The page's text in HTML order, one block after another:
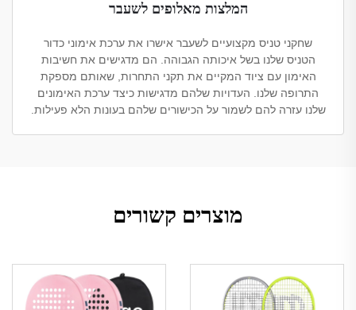
המלצות מאלופים לשעבר
שחקני טניס מקצועיים לשעבר אישרו את ערכת אימוני כדור
הטניס שלנו בשל איכותה הגבוהה. הם מדגישים את חשיבות
האימון עם ציוד המקיים את תקני התחרות, שאותם מספקת
התרופה שלנו. העדויות שלהם מדגישות כיצד ערכת האימונים
שלנו עזרה להם לשמור על הכישורים שלהם בעונות הלא פעילות.
מוצרים קשורים